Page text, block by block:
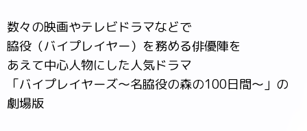
数々の映画やテレビドラマなどで
脇役（バイプレイヤー）を務める俳優陣を
あえて中心人物にした人気ドラマ
「バイプレイヤーズ～名脇役の森の100日間～」の
劇場版